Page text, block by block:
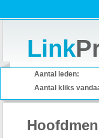
Link
Aantal leden:
Aantal kliks